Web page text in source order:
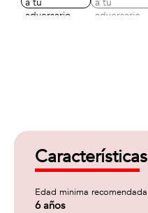
Características
Edad minima recomendada
6 años